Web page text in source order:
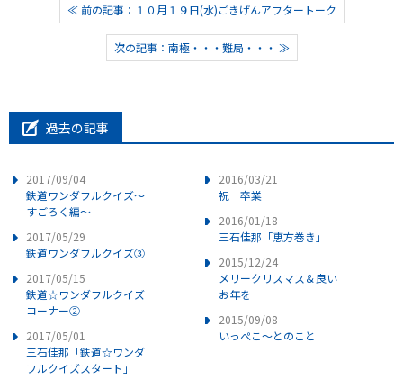
≪ 前の記事：１０月１９日(水)ごきげんアフタートーク
次の記事：南極・・・難局・・・ ≫
過去の記事
2017/09/04
鉄道ワンダフルクイズ～
すごろく編～
2017/05/29
鉄道ワンダフルクイズ③
2017/05/15
鉄道☆ワンダフルクイズ
コーナー②
2017/05/01
三石佳那「鉄道☆ワンダ
フルクイズスタート」
2016/03/21
祝 卒業
2016/01/18
三石佳那「恵方巻き」
2015/12/24
メリークリスマス＆良い
お年を
2015/09/08
いっぺこ～とのこと